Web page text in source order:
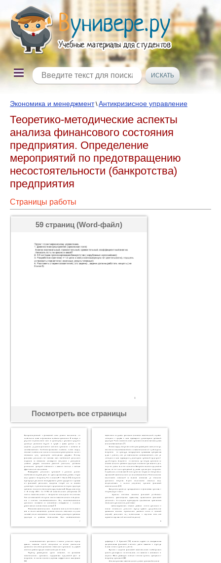
Экономика и менеджмент\Антикризисное управление
Теоретико-методические аспекты
анализа финансового состояния
предприятия. Определение
мероприятий по предотвращению
несостоятельности (банкротства)
предприятия
Страницы работы
59 страниц (Word-файл)
Посмотреть все страницы